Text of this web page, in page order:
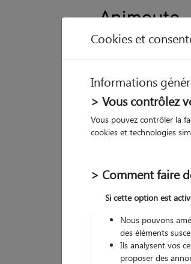
Cookies et
Informations
> Vous contrôlez
Vous pouvez contrôler la
cookies et technologies
> Comment faire
Si cette option est
Nous pouvons
des éléments
Ils analysent vos
proposer des